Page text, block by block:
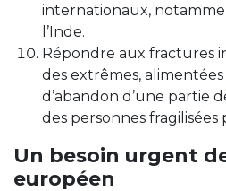
internationaux,
l’Inde.
Répondre aux fractures
des extrêmes,
d’abandon d’une partie
des personnes fragilisées
Un besoin urgent
européen